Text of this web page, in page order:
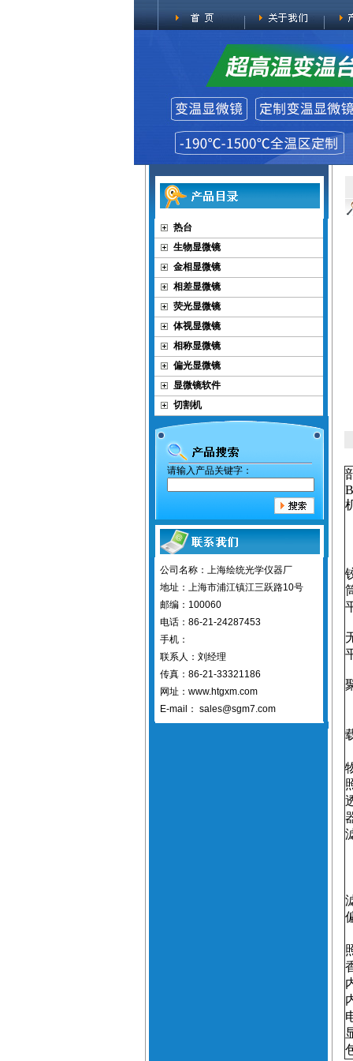
热台
生物显微镜
金相显微镜
相差显微镜
荧光显微镜
体视显微镜
相称显微镜
偏光显微镜
显微镜软件
切割机
请输入产品关键字：
公司名称：上海绘统光学仪器厂
地址：上海市浦江镇江三跃路10号
邮编：100060
电话：86-21-24287453
手机：
联系人：刘经理
传真：86-21-33321186
网址：www.htgxm.com
E-mail： sales@sgm7.com